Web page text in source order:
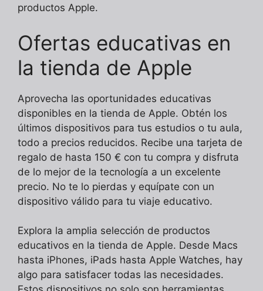
productos Apple.
Ofertas educativas en
la tienda de Apple
Aprovecha las oportunidades educativas
disponibles en la tienda de Apple. Obtén los
últimos dispositivos para tus estudios o tu aula,
todo a precios reducidos. Recibe una tarjeta de
regalo de hasta 150 € con tu compra y disfruta
de lo mejor de la tecnología a un excelente
precio. No te lo pierdas y equípate con un
dispositivo válido para tu viaje educativo.
Explora la amplia selección de productos
educativos en la tienda de Apple. Desde Macs
hasta iPhones, iPads hasta Apple Watches, hay
algo para satisfacer todas las necesidades.